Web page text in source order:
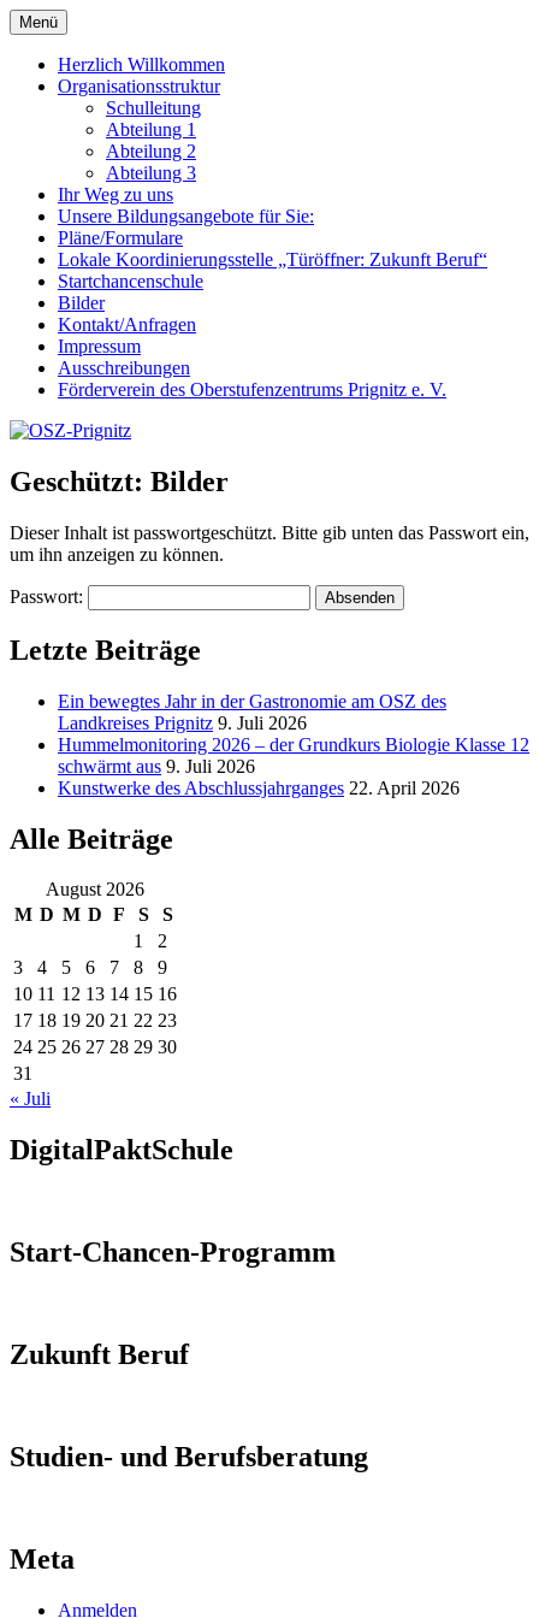
Zum
Inhalt
springen
OSZ-Prignitz
Oberstufenzentrum des Landkreises Prignitz
Menü
Herzlich Willkommen
Organisationsstruktur
Schulleitung
Abteilung 1
Abteilung 2
Abteilung 3
Ihr Weg zu uns
Unsere Bildungsangebote für Sie:
Pläne/Formulare
Lokale Koordinierungsstelle „Türöffner: Zukunft Beruf“
Startchancenschule
Bilder
Kontakt/Anfragen
Impressum
Ausschreibungen
Förderverein des Oberstufenzentrums Prignitz e. V.
Geschützt: Bilder
Dieser Inhalt ist passwortgeschützt. Bitte gib unten das Passwort ein,
um ihn anzeigen zu können.
Passwort:
Letzte Beiträge
Ein bewegtes Jahr in der Gastronomie am OSZ des
Landkreises Prignitz 9. Juli 2026
Hummelmonitoring 2026 – der Grundkurs Biologie Klasse 12
schwärmt aus 9. Juli 2026
Kunstwerke des Abschlussjahrganges 22. April 2026
Alle Beiträge
August 2026
M D M D F S
S
1
2
3
4 5 6 7 8
9
10 11 12 13 14 15 16
17 18 19 20 21 22 23
24 25 26 27 28 29 30
31
« Juli
DigitalPaktSchule
Start-Chancen-Programm
Zukunft Beruf
Studien- und Berufsberatung
Meta
Anmelden